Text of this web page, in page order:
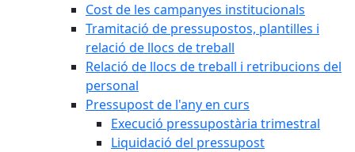
Cost de les campanyes institucionals
Tramitació de pressupostos, plantilles i
relació de llocs de treball
Relació de llocs de treball i retribucions del
personal
Pressupost de l'any en curs
Execució pressupostària trimestral
Liquidació del pressupost